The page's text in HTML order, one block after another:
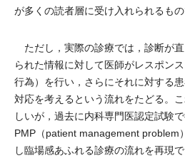
が多くの読者層に受け入れられるもの
ただし，実際の診療では，診断が
られた情報に対して医師がレスポン
行為）を行い，さらにそれに対する
対応を考えるという流れをたどる。
しいが，過去に内科専門医認定試験
PMP（patient management problem
し臨場感あふれる診療の流れを再現